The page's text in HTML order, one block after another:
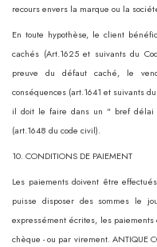
recours envers la marque ou la
En toute hypothèse, le client
cachés (Art.1625 et suivants du
preuve du défaut caché, le
conséquences (art.1641 et suivants
il doit le faire dans un " bref délai
(art.1648 du code civil).
10. CONDITIONS DE PAIEMENT
Les paiements doivent être
puisse disposer des sommes le
expressément écrites, les
chèque - ou par virement. ANTIQUE